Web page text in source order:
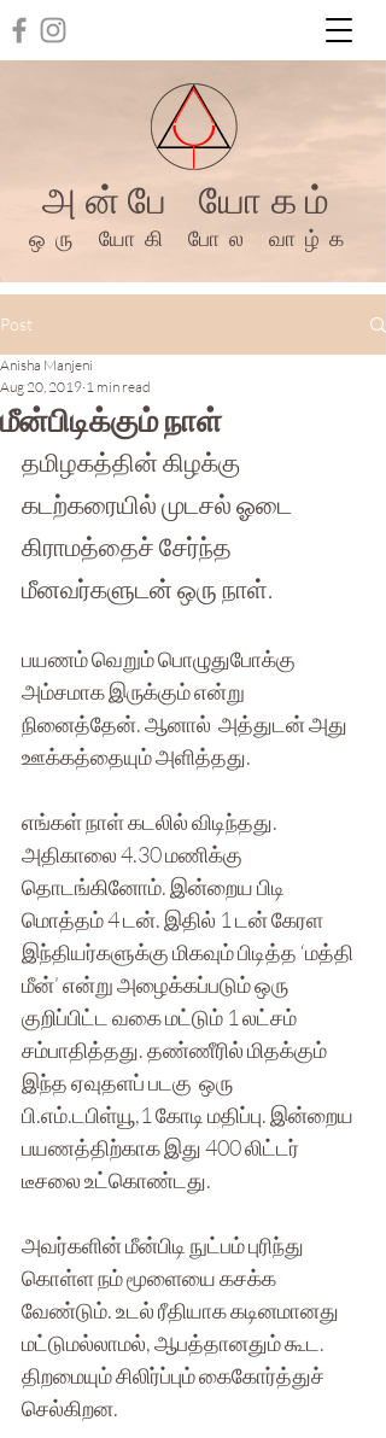
அன்பே யோகம்
ஒரு யோகி போல வாழ்க
Post
மீன்பிடிக்கும் நாள்
Anisha Manjeni
Aug 20, 2019 1 min read
தமிழகத்தின் கிழக்கு
கடற்கரையில் முடசல் ஓடை
கிராமத்தைச் சேர்ந்த
மீனவர்களுடன் ஒரு நாள்.
பயணம் வெறும் பொழுதுபோக்கு
அம்சமாக இருக்கும் என்று
நினைத்தேன். ஆனால்  அத்துடன் அது
ஊக்கத்தையும் அளித்தது.
எங்கள் நாள் கடலில் விடிந்தது.
அதிகாலை 4.30 மணிக்கு
தொடங்கினோம். இன்றைய பிடி
மொத்தம் 4 டன். இதில் 1 டன் கேரள
இந்தியர்களுக்கு மிகவும் பிடித்த ‘மத்தி
மீன்’ என்று அழைக்கப்படும் ஒரு
குறிப்பிட்ட வகை மட்டும் 1 லட்சம்
சம்பாதித்தது. தண்ணீரில் மிதக்கும்
இந்த ஏவுதளப் படகு  ஒரு
பி.எம்.டபிள்யூ,1 கோடி மதிப்பு. இன்றைய
பயணத்திற்காக இது 400 லிட்டர்
டீசலை உட்கொண்டது.
அவர்களின் மீன்பிடி நுட்பம் புரிந்து
கொள்ள நம் மூளையை கசக்க
வேண்டும். உடல் ரீதியாக கடினமானது
மட்டுமல்லாமல், ஆபத்தானதும் கூட.
திறமையும் சிலிர்ப்பும் கைகோர்த்துச்
செல்கிறன.